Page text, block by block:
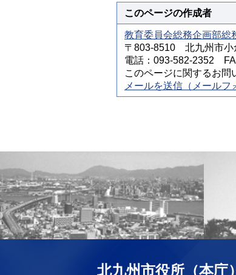
このページの作成者
教育委員会総務企画部総
〒803-8510 北九州市小
電話：093-582-2352
このページに関するお問
メールを送信（メールフ
北九州市役所（本庁）